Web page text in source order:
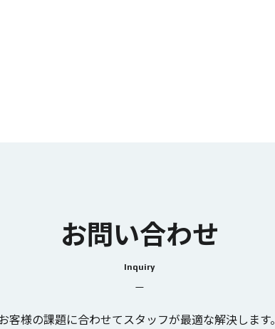
お問い合わせ
Inquiry
客様の課題に合わせてスタッフが最適な解決します。